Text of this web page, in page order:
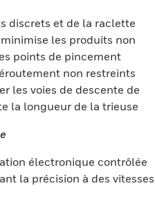
discrets et de la raclette
les produits non
points de pincement
non restreints
les voies de descente de
la longueur de la trieuse
électronique contrôlée
la précision à des vitesses